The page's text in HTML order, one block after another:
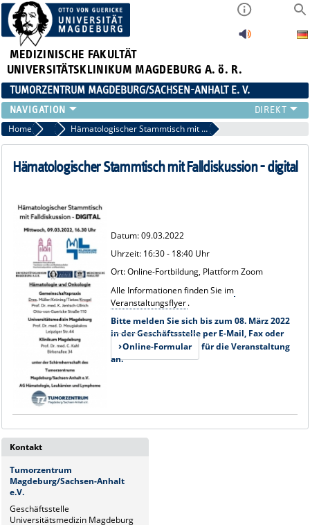
MEDIZINISCHE FAKULTÄT
UNIVERSITÄTSKLINIKUM MAGDEBURG A. ö. R.
TUMORZENTRUM MAGDEBURG/SACHSEN-ANHALT E. V.
ÜBER UNS
TEAM
AKTUELLES
ARBEITSGRUPPEN
KONTAKT
ANMELDUNG HÄMATOLOGISCHER STAMMTISCH 02.09.2026
Home Termine 2022 Hämatologischer Stammtisch mit Falldiskussion - digital
Hämatologischer Stammtisch mit Falldiskussion - digital
Datum: 09.03.2022
Uhrzeit: 16:30 - 18:40 Uhr
Ort: Online-Fortbildung, Plattform Zoom
Alle Informationen finden Sie im
Veranstaltungsflyer.
Bitte melden Sie sich bis zum 08. März 2022
in der Geschäftsstelle per E-Mail, Fax oder
Online-Formular
für die Veranstaltung
an.
Kontakt
Tumorzentrum
Magdeburg/Sachsen-Anhalt
e.V.
Geschäftsstelle
Universitätsmedizin Magdeburg